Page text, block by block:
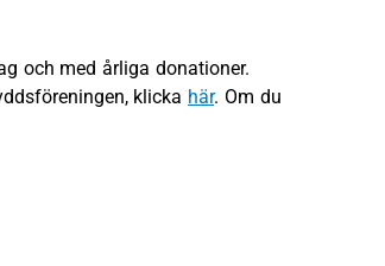
och med årliga donationer.
klicka här. Om du